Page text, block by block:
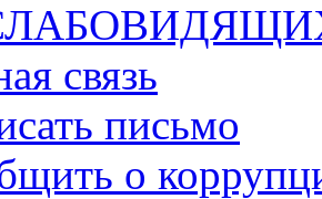
связь
письмо
о